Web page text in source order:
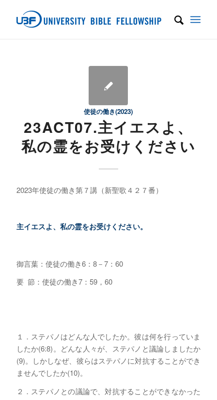
使徒の働き(2023)
23ACT07.主イエスよ、
私の霊をお受けください
2023年使徒の働き第７講（新聖歌４２７番）
主イエスよ、私の霊をお受けください。
御言葉：使徒の働き6：8－7：60
要 節：使徒の働き7：59，60
１．ステパノはどんな人でしたか。彼は何を行っていま
したか(6:8)。どんな人々が、ステパノと議論しましたか
(9)。しかしなぜ、彼らはステパノに対抗することができ
ませんでしたか(10)。
２．ステパノとの議論で、対抗することができなかった